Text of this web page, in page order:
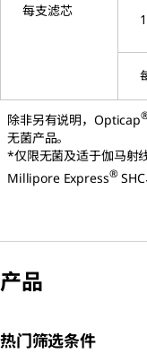
每支滤芯
除非另有说明，Opticap
无菌产品。
*仅限无菌及适于伽马射
Millipore Express®
产品
热门筛选条件